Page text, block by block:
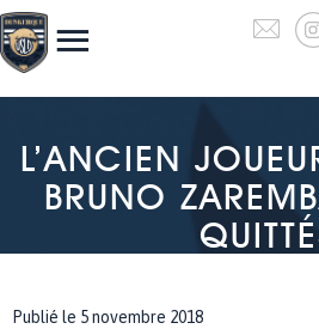
L’ANCIEN
BRUNO
Publié le 5 novembre 2018